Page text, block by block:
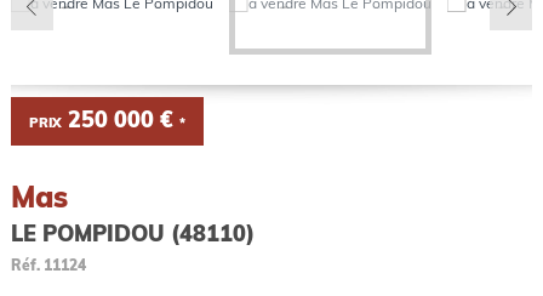
PRIX250 000 € *
Mas
LE POMPIDOU (48110)
Réf. 11124